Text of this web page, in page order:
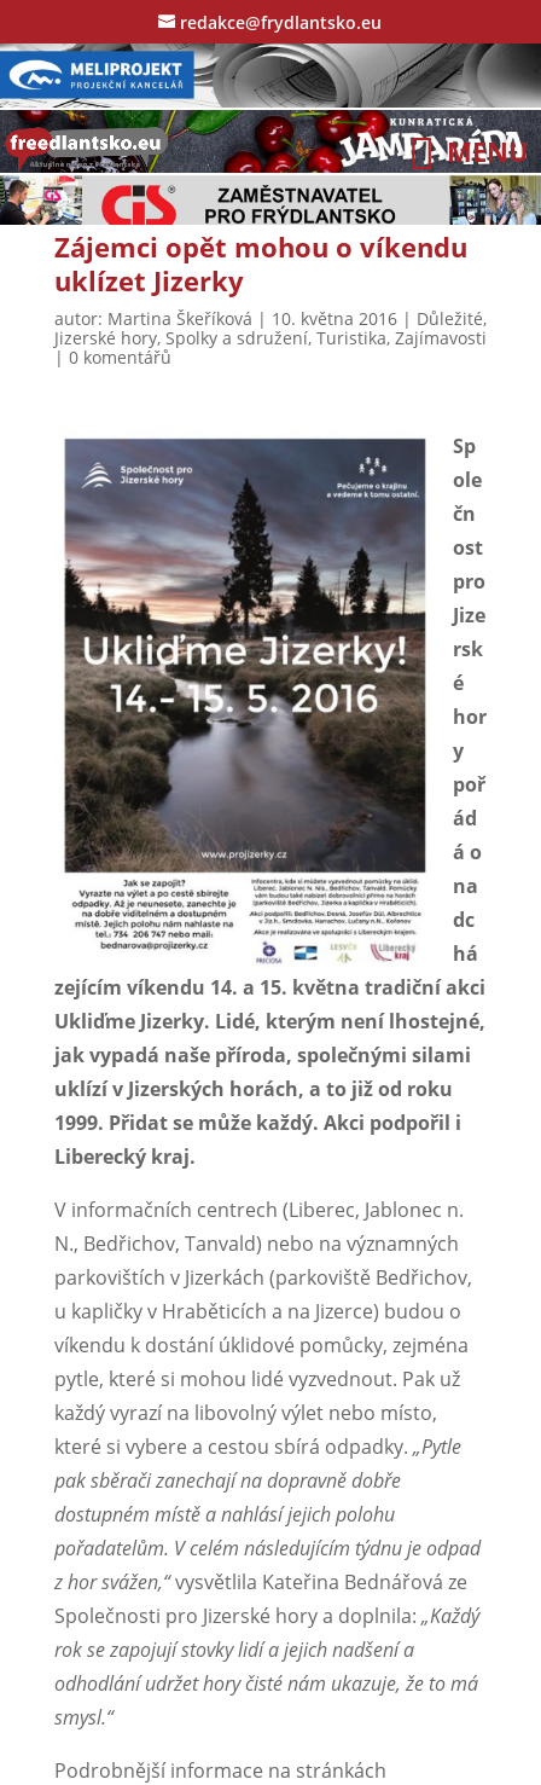
redakce@frydlantsko.eu
Zájemci opět mohou o víkendu
uklízet Jizerky
autor: Martina Škeříková | 10. května 2016| Důležité,
Jizerské hory, Spolky a sdružení, Turistika, Zajímavosti
| 0 komentářů
Sp
ole
čn
ost
pro
Jize
rsk
é
hor
y
poř
ád
á o
na
dc
há
zejícím víkendu 14. a 15. května tradiční akci
Ukliďme Jizerky. Lidé, kterým není lhostejné,
jak vypadá naše příroda, společnými silami
uklízí v Jizerských horách, a to již od roku
1999. Přidat se může každý. Akci podpořil i
Liberecký kraj.
V informačních centrech (Liberec, Jablonec n.
N., Bedřichov, Tanvald) nebo na významných
parkovištích v Jizerkách (parkoviště Bedřichov,
u kapličky v Hraběticích a na Jizerce) budou o
víkendu k dostání úklidové pomůcky, zejména
pytle, které si mohou lidé vyzvednout. Pak už
každý vyrazí na libovolný výlet nebo místo,
které si vybere a cestou sbírá odpadky. „Pytle
pak sběrači zanechají na dopravně dobře
dostupném místě a nahlásí jejich polohu
pořadatelům. V celém následujícím týdnu je odpad
z hor svážen,“vysvětlila Kateřina Bednářová ze
Společnosti pro Jizerské hory a doplnila: „Každý
rok se zapojují stovky lidí a jejich nadšení a
odhodlání udržet hory čisté nám ukazuje, že to má
smysl.“
Podrobnější informace na stránkách